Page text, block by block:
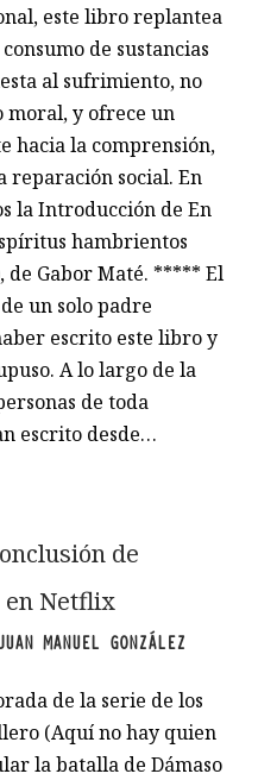
este libro replantea
de sustancias
al sufrimiento, no
moral, y ofrece un
hacia la comprensión,
reparación social. En
la Introducción de En
hambrientos
de Gabor Maté. ***** El
un solo padre
escrito este libro y
A lo largo de la
de toda
escrito desde…
de
en Netflix
MANUEL GONZÁLEZ
de la serie de los
(Aquí no hay quien
la batalla de Dámaso